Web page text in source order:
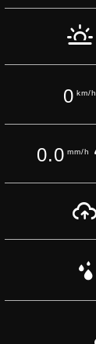
0 km/h
0.0 mm/h